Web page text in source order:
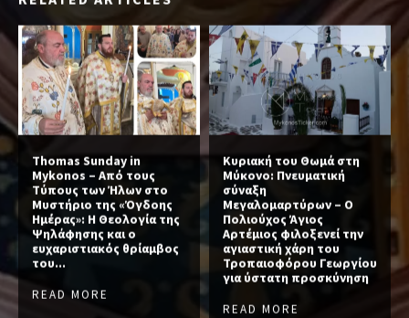
Thomas Sunday in
Mykonos – Από τους
Τύπους των Ήλων στο
Μυστήριο της «Όγδοης
Ημέρας»: Η Θεολογία της
Ψηλάφησης και ο
ευχαριστιακός θρίαμβος
του...
READ MORE
Κυριακή του Θωμά στη
Μύκονο: Πνευματική
σύναξη
Μεγαλομαρτύρων – Ο
Πολιούχος Άγιος
Αρτέμιος φιλοξενεί την
αγιαστική χάρη του
Τροπαιοφόρου Γεωργίου
για ύστατη προσκύνηση
READ MORE